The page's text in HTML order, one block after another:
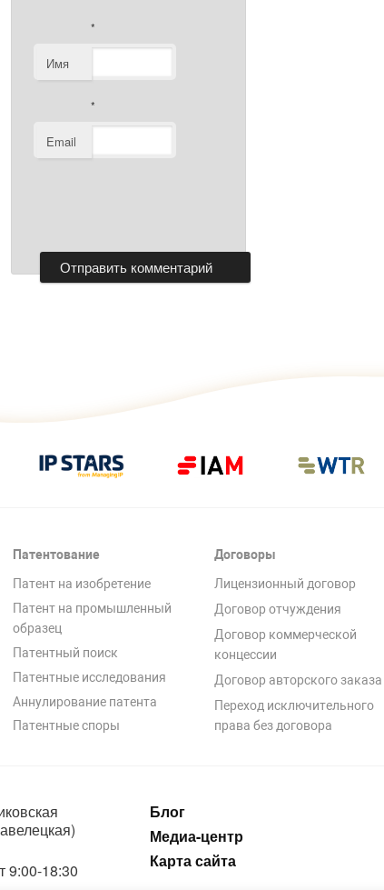
Имя
*
Email
*
Патентование
Патент на изобретение
Патент на промышленный
образец
Патентный поиск
Патентные исследования
Аннулирование патента
Патентные споры
Договоры
Лицензионный договор
Договор отчуждения
Договор коммерческой
концессии
Договор авторского заказа
Переход исключительного
права без договора
9:00-18:30
Блог
Медиа-центр
Карта сайта